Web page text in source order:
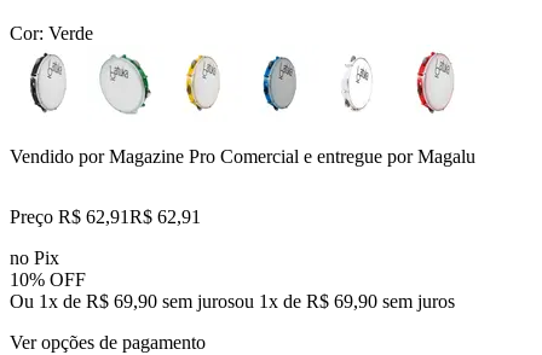
Cor: Verde
Vendido porMagazine Pro Comercial e entregue por Magalu
Preço R$ 62,91R$ 62,91
no Pix
10% OFF
Ou 1x de R$ 69,90 sem jurosou 1x de R$ 69,90 sem juros
Ver opções de pagamento